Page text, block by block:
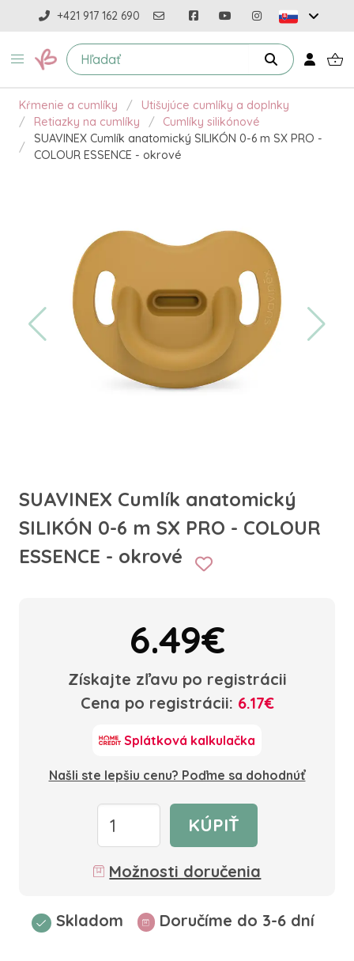
+421 917 162 690
Kŕmenie a cumlíky
Utišujúce cumlíky a doplnky
Retiazky na cumlíky
Cumlíky silikónové
SUAVINEX Cumlík anatomický SILIKÓN 0-6 m SX PRO -
COLOUR ESSENCE - okrové
SUAVINEX Cumlík anatomický
SILIKÓN 0-6 m SX PRO - COLOUR
ESSENCE - okrové
6.49€
Získajte zľavu po registrácii
Cena po registrácii: 6.17€
Splátková kalkulačka
Našli ste lepšiu cenu? Poďme sa dohodnúť
KÚPIŤ
Možnosti doručenia
Skladom Doručíme do 3-6 dní